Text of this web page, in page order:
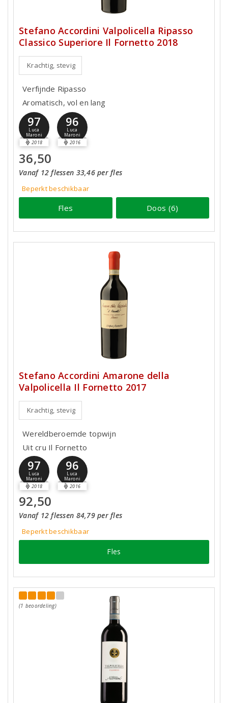
Stefano Accordini Valpolicella Ripasso
Classico Superiore Il Fornetto 2018
Krachtig, stevig
Verfijnde Ripasso
Aromatisch, vol en lang
97
Luca
Maroni
2018
96
Luca
Maroni
2016
36,50
Vanaf 12 flessen 33,46 per fles
Beperkt beschikbaar
Fles Doos (6)
Stefano Accordini Amarone della
Valpolicella Il Fornetto 2017
Krachtig, stevig
Wereldberoemde topwijn
Uit cru Il Fornetto
97
Luca
Maroni
2018
96
Luca
Maroni
2016
92,50
Vanaf 12 flessen 84,79 per fles
Beperkt beschikbaar
Fles
(1 beoordeling)